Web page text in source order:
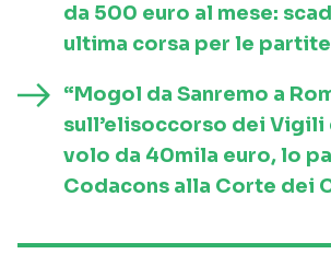
da 500 euro al mese:
ultima corsa per le partite
“Mogol da Sanremo a
sull’elisoccorso dei Vigili
volo da 40mila euro, lo
Codacons alla Corte dei